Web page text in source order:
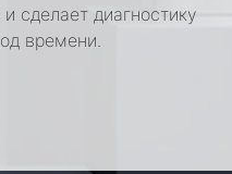
сделает диагностику
времени.